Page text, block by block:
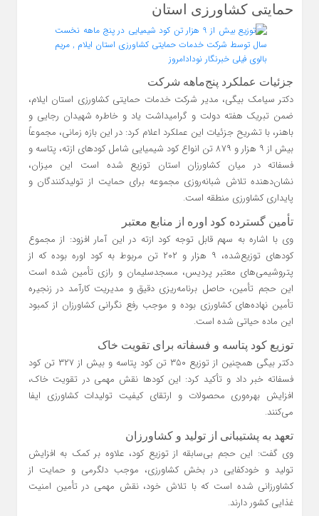
حمایتی کشاورزی استان
جزئیات عملکرد پنج‌ماهه شرکت
دکتر سیامک بیگی، مدیر شرکت خدمات حمایتی کشاورزی استان ایلام،
ضمن تبریک هفته دولت و گرامیداشت یاد و خاطره شهیدان رجایی و
باهنر، با تشریح جزئیات این عملکرد اعلام کرد: در این بازه زمانی، مجموعاً
بیش از ۹ هزار و ۸۷۹ تن انواع کود شیمیایی شامل کودهای ازته، پتاسه و
فسفاته در میان کشاورزان استان توزیع شده است این میزان،
نشان‌دهنده تلاش شبانه‌روزی مجموعه برای حمایت از تولیدکنندگان و
پایداری کشاورزی منطقه است.
تأمین گسترده کود اوره از منابع معتبر
وی با اشاره به سهم قابل توجه کود ازته در این آمار افزود: از مجموع
کودهای توزیع‌شده، ۹ هزار و ۲۰۲ تن مربوط به کود اوره بوده که از
پتروشیمی‌های معتبر پردیس، مسجدسلیمان و رازی تأمین شده است
این حجم تأمین، حاصل برنامه‌ریزی دقیق و مدیریت کارآمد در زنجیره
تأمین نهاده‌های کشاورزی بوده و موجب رفع نگرانی کشاورزان از کمبود
این ماده حیاتی شده است.
توزیع کود پتاسه و فسفاته برای تقویت خاک
دکتر بیگی همچنین از توزیع ۳۵۰ تن کود پتاسه و بیش از ۳۲۷ تن کود
فسفاته خبر داد و تأکید کرد: این کودها نقش مهمی در تقویت خاک،
افزایش بهره‌وری محصولات و ارتقای کیفیت تولیدات کشاورزی ایفا
می‌کنند.
تعهد به پشتیبانی از تولید و کشاورزان
وی گفت: این حجم بی‌سابقه از توزیع کود، علاوه بر کمک به افزایش
تولید و خودکفایی در بخش کشاورزی، موجب دلگرمی و حمایت از
کشاورزانی شده است که با تلاش خود، نقش مهمی در تأمین امنیت
غذایی کشور دارند.